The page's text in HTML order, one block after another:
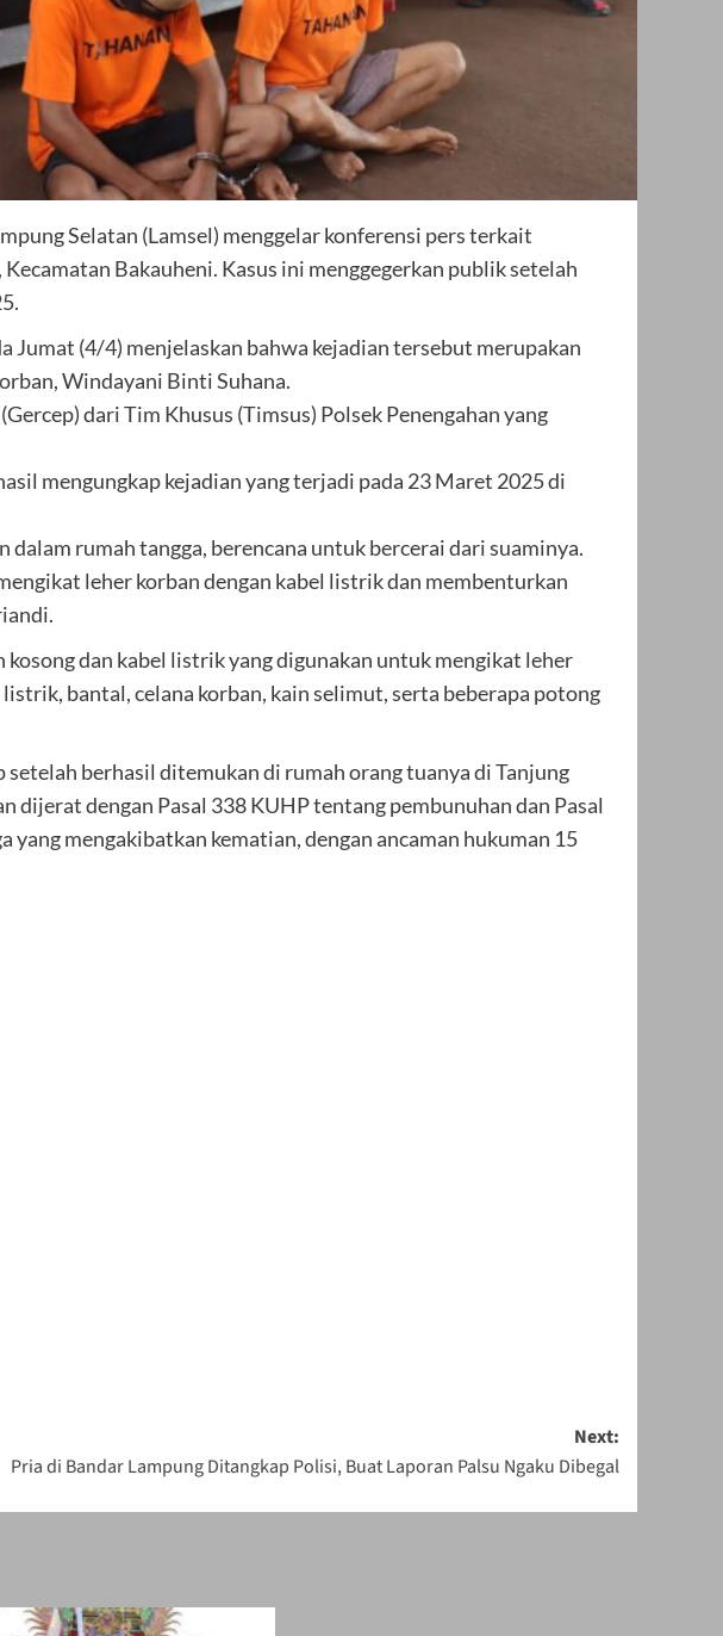
Selatan (Lamsel) menggelar konferensi pers terkait
Bakauheni. Kasus ini menggegerkan publik setelah
Jumat (4/4) menjelaskan bahwa kejadian tersebut merupakan
Windayani Binti Suhana.
dari Tim Khusus (Timsus) Polsek Penengahan yang
mengungkap kejadian yang terjadi pada 23 Maret 2025 di
rumah tangga, berencana untuk bercerai dari suaminya.
leher korban dengan kabel listrik dan membenturkan
dan kabel listrik yang digunakan untuk mengikat leher
bantal, celana korban, kain selimut, serta beberapa potong
berhasil ditemukan di rumah orang tuanya di Tanjung
dengan Pasal 338 KUHP tentang pembunuhan dan Pasal
yang mengakibatkan kematian, dengan ancaman hukuman 15
Next:
Pria di Bandar Lampung Ditangkap Polisi, Buat Laporan Palsu Ngaku Dibegal